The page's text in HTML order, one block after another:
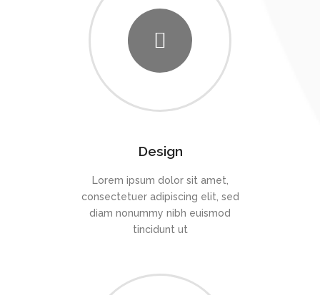
Design
Lorem ipsum dolor sit amet,
consectetuer adipiscing elit, sed
diam nonummy nibh euismod
tincidunt ut